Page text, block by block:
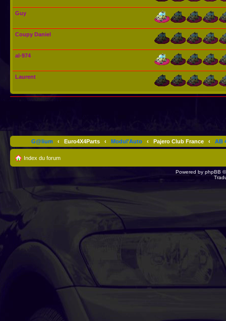
Guy
Coupy Daniel
al-974
Laurent
G@lium ‹ Euro4X4Parts ‹ Modul'Auto ‹ Pajero Club France ‹ AB
Index du forum
Powered by phpBB